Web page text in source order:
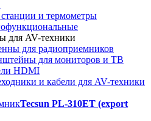
и термометры
для AV-техники
для радиоприемников
для мониторов и ТВ
HDMI
и кабели для AV-техники
Tecsun PL-310ET (export